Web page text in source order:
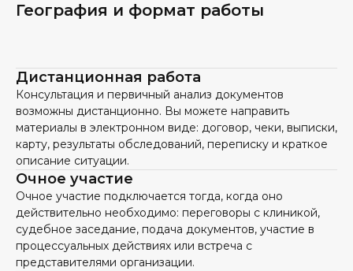
География и формат работы
Дистанционная работа
Консультация и первичный анализ документов
возможны дистанционно. Вы можете направить
материалы в электронном виде: договор, чеки, выписки,
карту, результаты обследований, переписку и краткое
описание ситуации.
Очное участие
Очное участие подключается тогда, когда оно
действительно необходимо: переговоры с клиникой,
судебное заседание, подача документов, участие в
процессуальных действиях или встреча с
представителями организации.